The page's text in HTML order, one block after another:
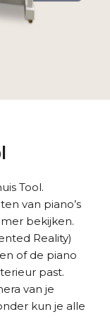
Tool.
van piano’s
bekijken.
Reality)
of de piano
past.
van je
kun je alle